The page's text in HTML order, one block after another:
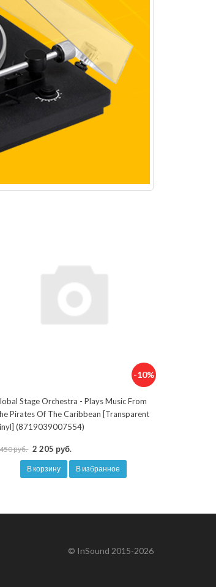
-10%
Stage Orchestra - Plays Music From
Pirates Of The Caribbean [Transparent
(8719039007554)
руб. 2 205 руб.
В корзину В избранное
© InSound 2015-2026